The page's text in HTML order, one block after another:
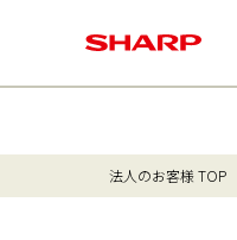
法人のお客様 TOP